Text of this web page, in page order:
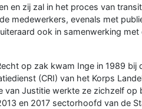
en zij zal in het proces van
medewerkers, evenals met
ook in samenwerking met
op zak kwam Inge in 1989
(CRI) van het Korps
van Justitie werkte ze zichzelf op
en 2017 sectorhoofd van de